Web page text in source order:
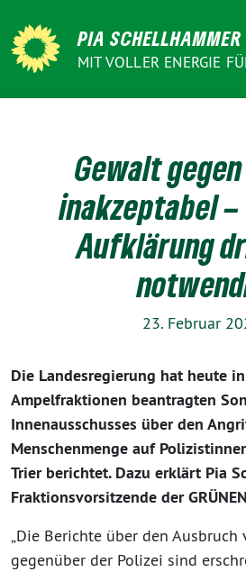
zum
Inhalt
PIA SCHELLHAMMER
MIT VOLLER ENERGIE
Gewalt
inakzeptabel
Aufklärung
23. Februar
Die Landesregierung hat heute
Ampelfraktionen beantragten
Innenausschusses über den
Menschenmenge auf
Trier berichtet. Dazu erklärt Pia
Fraktionsvorsitzende der
„Die Berichte über den Ausbruch
gegenüber der Polizei sind